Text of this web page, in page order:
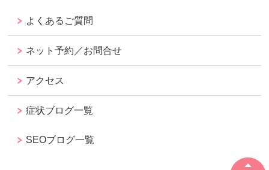
よくあるご質問
ネット予約／お問合せ
アクセス
症状ブログ一覧
SEOブログ一覧